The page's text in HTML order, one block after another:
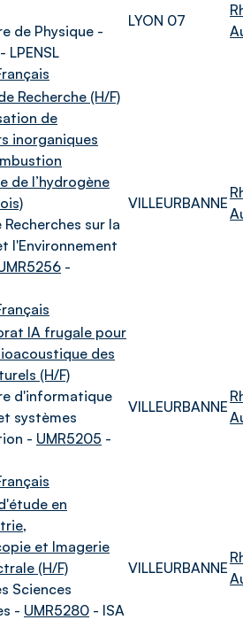
de Physique -
- LPENSL
LYON 07
Recherche (H/F)
de
inorganiques
de l’hydrogène
sur la
l'Environnement
-
VILLEURBANNE
IA frugale pour
des
(H/F)
d'informatique
systèmes
- UMR5205 -
VILLEURBANNE
en
et Imagerie
(H/F)
Sciences
- UMR5280 - ISA
VILLEURBANNE